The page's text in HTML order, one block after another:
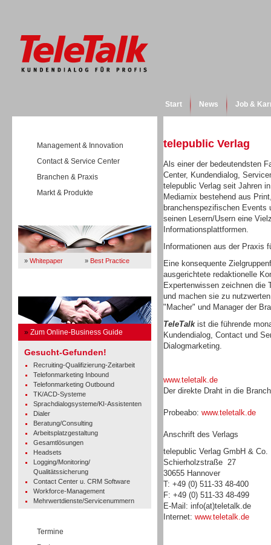
Start News Job &
Management & Innovation
Contact & Service Center
Branchen & Praxis
Markt & Produkte
» Whitepaper » Best Practice
» Zum Online-Business Guide
Gesucht-Gefunden!
Recruiting-Qualifizierung-Zeitarbeit
Telefonmarketing Inbound
Telefonmarketing Outbound
TK/ACD-Systeme
Sprachdialogsysteme/KI-Assistenten
Dialer
Beratung/Consulting
Arbeitsplatzgestaltung
Gesamtlösungen
Headsets
Logging/Monitoring/
Qualitätssicherung
Contact Center u. CRM Software
Workforce-Management
Mehrwertdienste/Servicenummern
Termine
telepublic Verlag
Als einer der bedeutendsten
Center, Kundendialog,
telepublic Verlag seit Jahren
Mediamix bestehend aus
branchenspezifischen Events
seinen Lesern/Usern eine
Informationsplattformen.
Informationen aus der Praxis
Eine konsequente
ausgerichtete redaktionelle
Expertenwissen zeichnen die
und machen sie zu
"Macher" und Manager der
TeleTalkist die führende
Kundendialog, Contact und
Dialogmarketing.
www.teletalk.de
Der direkte Draht in die
Probeabo: www.teletalk.de
Anschrift des Verlags
telepublic Verlag GmbH & Co.
Schierholzstraße 27
30655 Hannover
T: +49 (0) 511-33 48-400
F: +49 (0) 511-33 48-499
E-Mail: info(at)teletalk.de
Internet: www.teletalk.de